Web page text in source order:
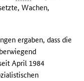
Wachen,
ergaben, dass die
April 1984